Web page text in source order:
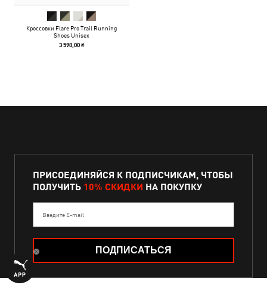
Кроссовки Flare Pro Trail Running
Shoes Unisex
3 590,00 ₴
ПРИСОЕДИНЯЙСЯ К ПОДПИСЧИКАМ, ЧТОБЫ
ПОЛУЧИТЬ 10% СКИДКИ НА ПОКУПКУ
Введите E-mail
ПОДПИСАТЬСЯ